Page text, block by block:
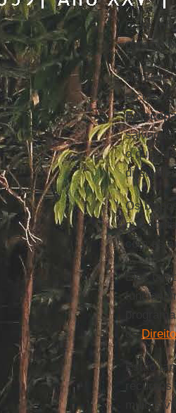
Esse
para os
Naquele
recursos
o qual
Os
que
com as
Eles
de
Estão
muitas